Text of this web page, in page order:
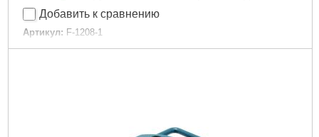
Добавить к сравнению
Артикул: F-1208-1
Код товара: 25.77.69